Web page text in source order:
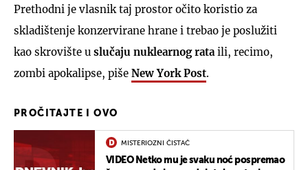
Prethodni je vlasnik taj prostor očito koristio za
skladištenje konzervirane hrane i trebao je poslužiti
kao skrovište u slučaju nuklearnog rata ili, recimo,
zombi apokalipse, piše New York Post.
PROČITAJTE I OVO
MISTERIOZNI ČISTAČ
VIDEO Netko mu je svaku noć pospremao